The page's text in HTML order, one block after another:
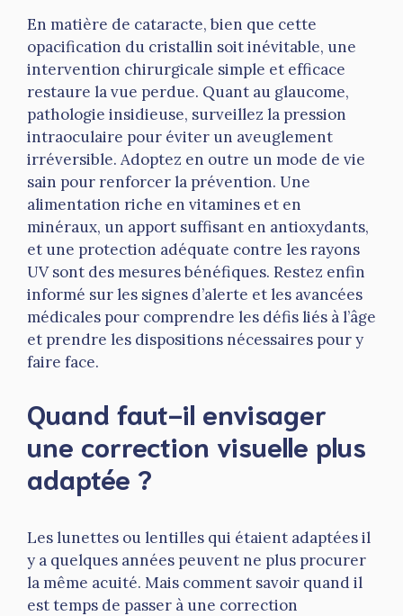
En matière de cataracte, bien que cette
opacification du cristallin soit inévitable, une
intervention chirurgicale simple et efficace
restaure la vue perdue. Quant au glaucome,
pathologie insidieuse, surveillez la pression
intraoculaire pour éviter un aveuglement
irréversible. Adoptez en outre un mode de vie
sain pour renforcer la prévention. Une
alimentation riche en vitamines et en
minéraux, un apport suffisant en antioxydants,
et une protection adéquate contre les rayons
UV sont des mesures bénéfiques. Restez enfin
informé sur les signes d’alerte et les avancées
médicales pour comprendre les défis liés à l’âge
et prendre les dispositions nécessaires pour y
faire face.
Quand faut-il envisager
une correction visuelle plus
adaptée ?
Les lunettes ou lentilles qui étaient adaptées il
y a quelques années peuvent ne plus procurer
la même acuité. Mais comment savoir quand il
est temps de passer à une correction